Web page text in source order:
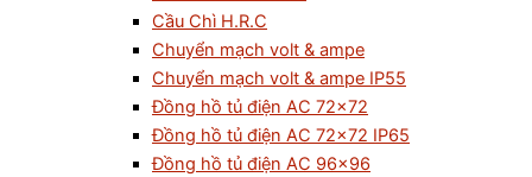
Cầu Chì H.R.C
Chuyển mạch volt & ampe
Chuyển mạch volt & ampe IP55
Đồng hồ tủ điện AC 72×72
Đồng hồ tủ điện AC 72×72 IP65
Đồng hồ tủ điện AC 96×96